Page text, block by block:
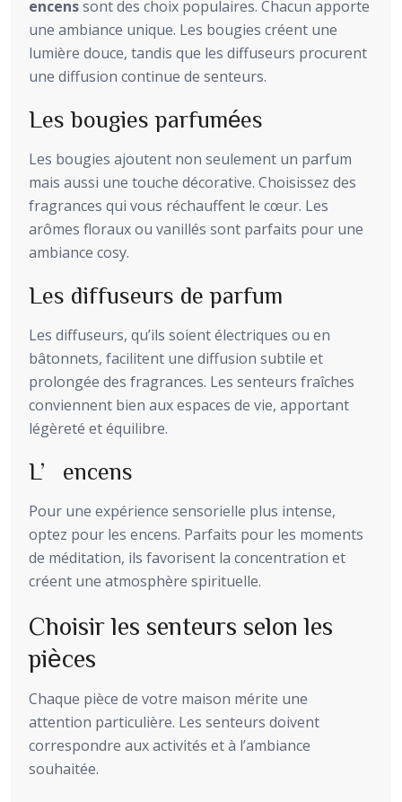
encenssont des choix populaires. Chacun apporte
une ambiance unique. Les bougies créent une
lumière douce, tandis que les diffuseurs procurent
une diffusion continue de senteurs.
Les bougies parfumées
Les bougies ajoutent non seulement un parfum
mais aussi une touche décorative. Choisissez des
fragrances qui vous réchauffent le cœur. Les
arômes floraux ou vanillés sont parfaits pour une
ambiance cosy.
Les diffuseurs de parfum
Les diffuseurs, qu’ils soient électriques ou en
bâtonnets, facilitent une diffusion subtile et
prolongée des fragrances. Les senteurs fraîches
conviennent bien aux espaces de vie, apportant
légèreté et équilibre.
L’encens
Pour une expérience sensorielle plus intense,
optez pour les encens. Parfaits pour les moments
de méditation, ils favorisent la concentration et
créent une atmosphère spirituelle.
Choisir les senteurs selon les
pièces
Chaque pièce de votre maison mérite une
attention particulière. Les senteurs doivent
correspondre aux activités et à l’ambiance
souhaitée.